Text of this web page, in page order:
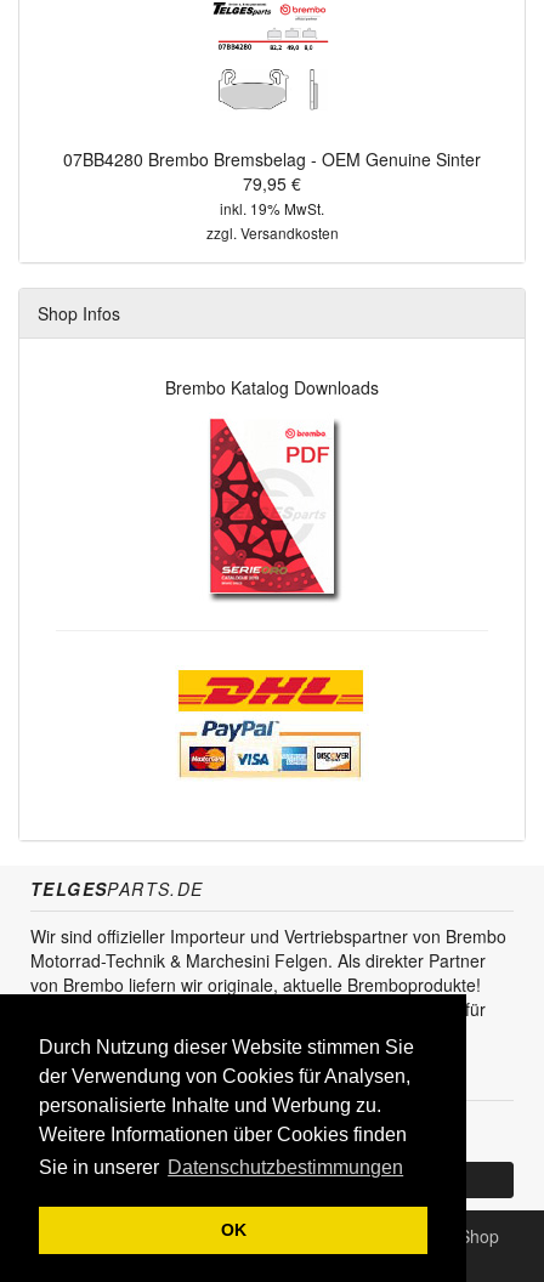
Durch Nutzung dieser Website stimmen Sie
der Verwendung von Cookies für Analysen,
personalisierte Inhalte und Werbung zu.
Weitere Informationen über Cookies finden
Sie in unserer Datenschutzbestimmungen
OK
07BB4280 Brembo Bremsbelag - OEM Genuine Sinter
79,95 €
inkl. 19% MwSt.
zzgl. Versandkosten
Shop Infos
Brembo Katalog Downloads
TELGESPARTS.DE
Wir sind offizieller Importeur und Vertriebspartner von Brembo
Motorrad-Technik & Marchesini Felgen. Als direkter Partner
von Brembo liefern wir originale, aktuelle Bremboprodukte!
Unser Service steht sowohl für den Endkunden als auch für
KUNDENBEREICH
Registrieren
Bereits Kunde? Log In
TELGESparts.de - Bremsen Online Shop